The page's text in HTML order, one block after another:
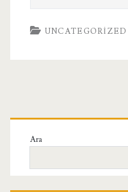
UNCATEGORIZED
Birincil
Yan
Menü
Ara